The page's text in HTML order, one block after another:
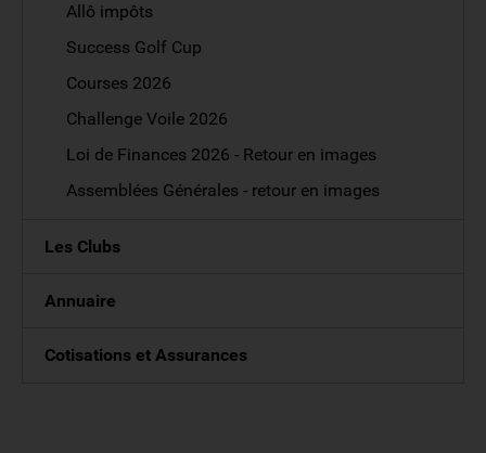
Allô impôts
Success Golf Cup
Courses 2026
Challenge Voile 2026
Loi de Finances 2026 - Retour en images
Assemblées Générales - retour en images
Les Clubs
Annuaire
Cotisations et Assurances